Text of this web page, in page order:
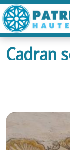
ACCUEIL
PATRIMOINE
RANDONNÉES
Cadran